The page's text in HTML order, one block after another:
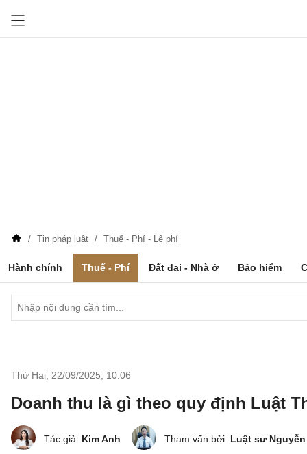
Tin pháp luật Thuế - Phí - Lệ phí
Hành chính Thuế - Phí Đất đai - Nhà ở Bảo hiểm
Thứ Hai, 22/09/2025 10:06
Doanh thu là gì theo quy định Luật
Tác giả: Kim Anh Tham vấn bởi: Luật sư